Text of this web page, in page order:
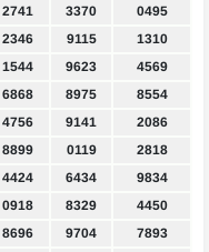
2741 3370
0495
2346 9115
1310
1544 9623
4569
6868 8975
8554
4756 9141
2086
8899 0119
2818
4424 6434
9834
0918 8329
4450
8696 9704
7893